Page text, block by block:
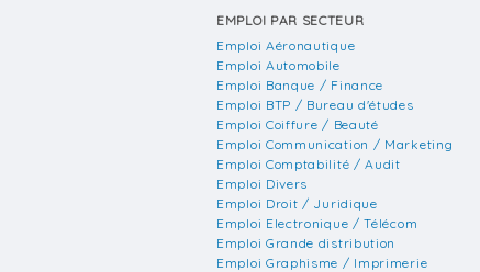
EMPLOI PAR SECTEUR
Emploi Aéronautique
Emploi Automobile
Emploi Banque / Finance
Emploi BTP / Bureau d'études
Emploi Coiffure / Beauté
Emploi Communication / Marketing
Emploi Comptabilité / Audit
Emploi Divers
Emploi Droit / Juridique
Emploi Electronique / Télécom
Emploi Grande distribution
Emploi Graphisme / Imprimerie